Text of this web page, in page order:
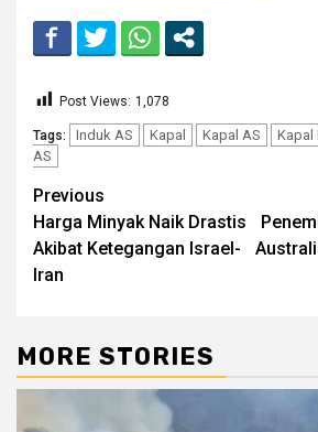
Post Views: 1,078
Tags: Induk AS Kapal Kapal AS Kapal
AS
Continue
Reading
Previous
Harga Minyak Naik Drastis
Akibat Ketegangan Israel-
Iran
MORE STORIES